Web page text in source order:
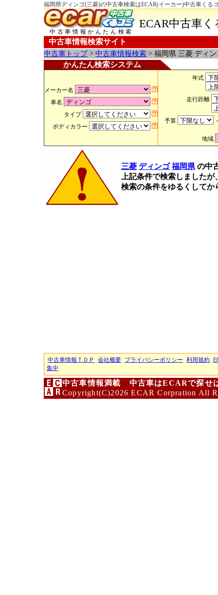
福岡県ディンゴ(三菱)の中古車検索はECAR(イーカー)中古車くる
中古車情報かんたん検索
ECAR中古車
中古車情報検索サイト
中古車トップ> 中古車情報検索 > 福岡県 三菱 ディ
かんたん検索システム
メーカー名
車名
タイプ
ボディカラー
年式
走行距離
予算
地域
三菱 ディンゴ 福岡県 の中
上記条件で検索しました
検索の条件をゆるくして
中古車情報ＴＯＰ 会社概要 プライバシーポリシー 利用規約
集中
中古車情報満載 中古車はECARで探せ
Copyright(C)2026 ECAR Corpration All